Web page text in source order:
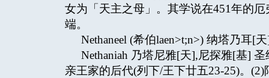
女为「天主之母」。其学说在451年的
端。
Nethaneel (希伯laen>t;n>) 纳塔乃耳[
Nethaniah 乃塔尼雅[天],尼探雅[基]
亲王家的后代(列下/王下廿五23-25)。